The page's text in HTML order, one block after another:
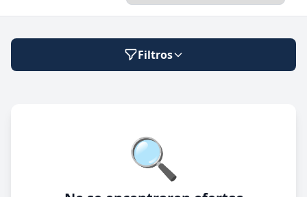
Ubicación
🔍 Buscar
Filtros
Modalidad de trabajo🔍